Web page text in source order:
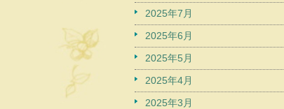
2025年7月
2025年6月
2025年5月
2025年4月
2025年3月